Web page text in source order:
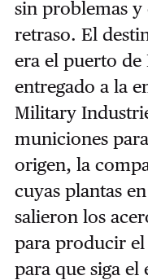
sin problemas
retraso. El
era el puerto
entregado a la
Military
municiones
origen, la
cuyas plantas
salieron los
para producir
para que siga